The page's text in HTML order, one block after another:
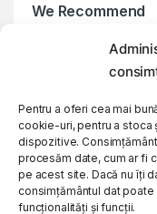
Pentru a oferi cea mai
cookie-uri, pentru a stoca
dispozitive.
procesăm date, cum ar fi
pe acest site. Dacă nu îți
consimțământul dat
funcționalități și funcții.
We Recommend
My Account
Customer Care
About Us